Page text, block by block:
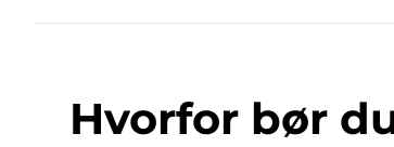
Hvorfor bør